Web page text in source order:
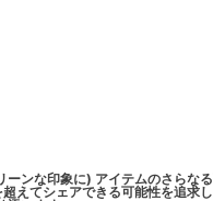
ンな印象に) アイテムのさらな
えてシェアできる可能性を追求